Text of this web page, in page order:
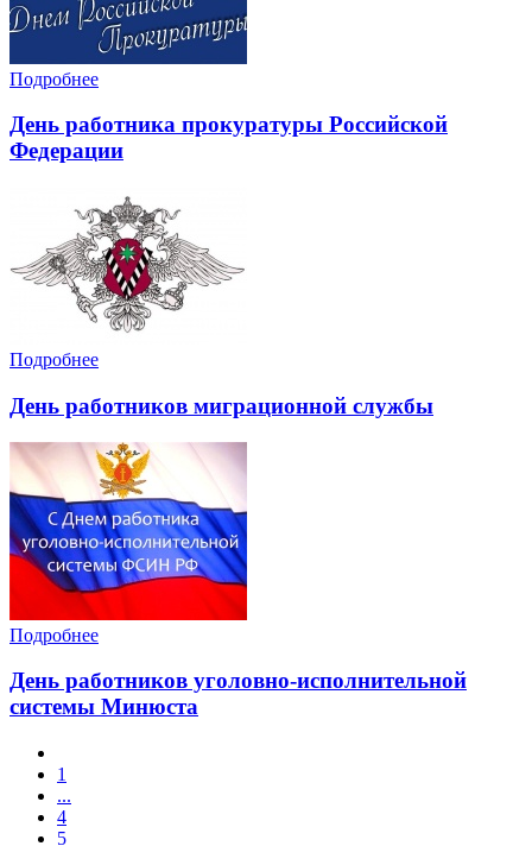
Подробнее
День работника прокуратуры Российской
Федерации
Подробнее
День работников миграционной службы
Подробнее
День работников уголовно-исполнительной
системы Минюста
1
...
4
5